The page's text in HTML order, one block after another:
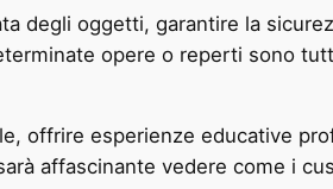
degli oggetti, garantire la
opere o reperti sono
offrire esperienze educative
affascinante vedere come i